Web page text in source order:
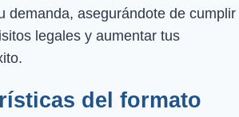
demanda, asegurándote de cumplir
legales y aumentar tus
del formato